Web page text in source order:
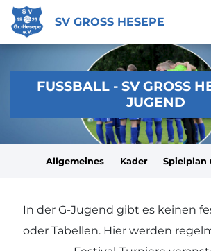
SV GROSS HESEPE
FUSSBALL - SV GROSS
UGEND
Allgemeines Kader Spielplan
In der G-Jugend gibt es keinen
oder Tabellen. Hier werden